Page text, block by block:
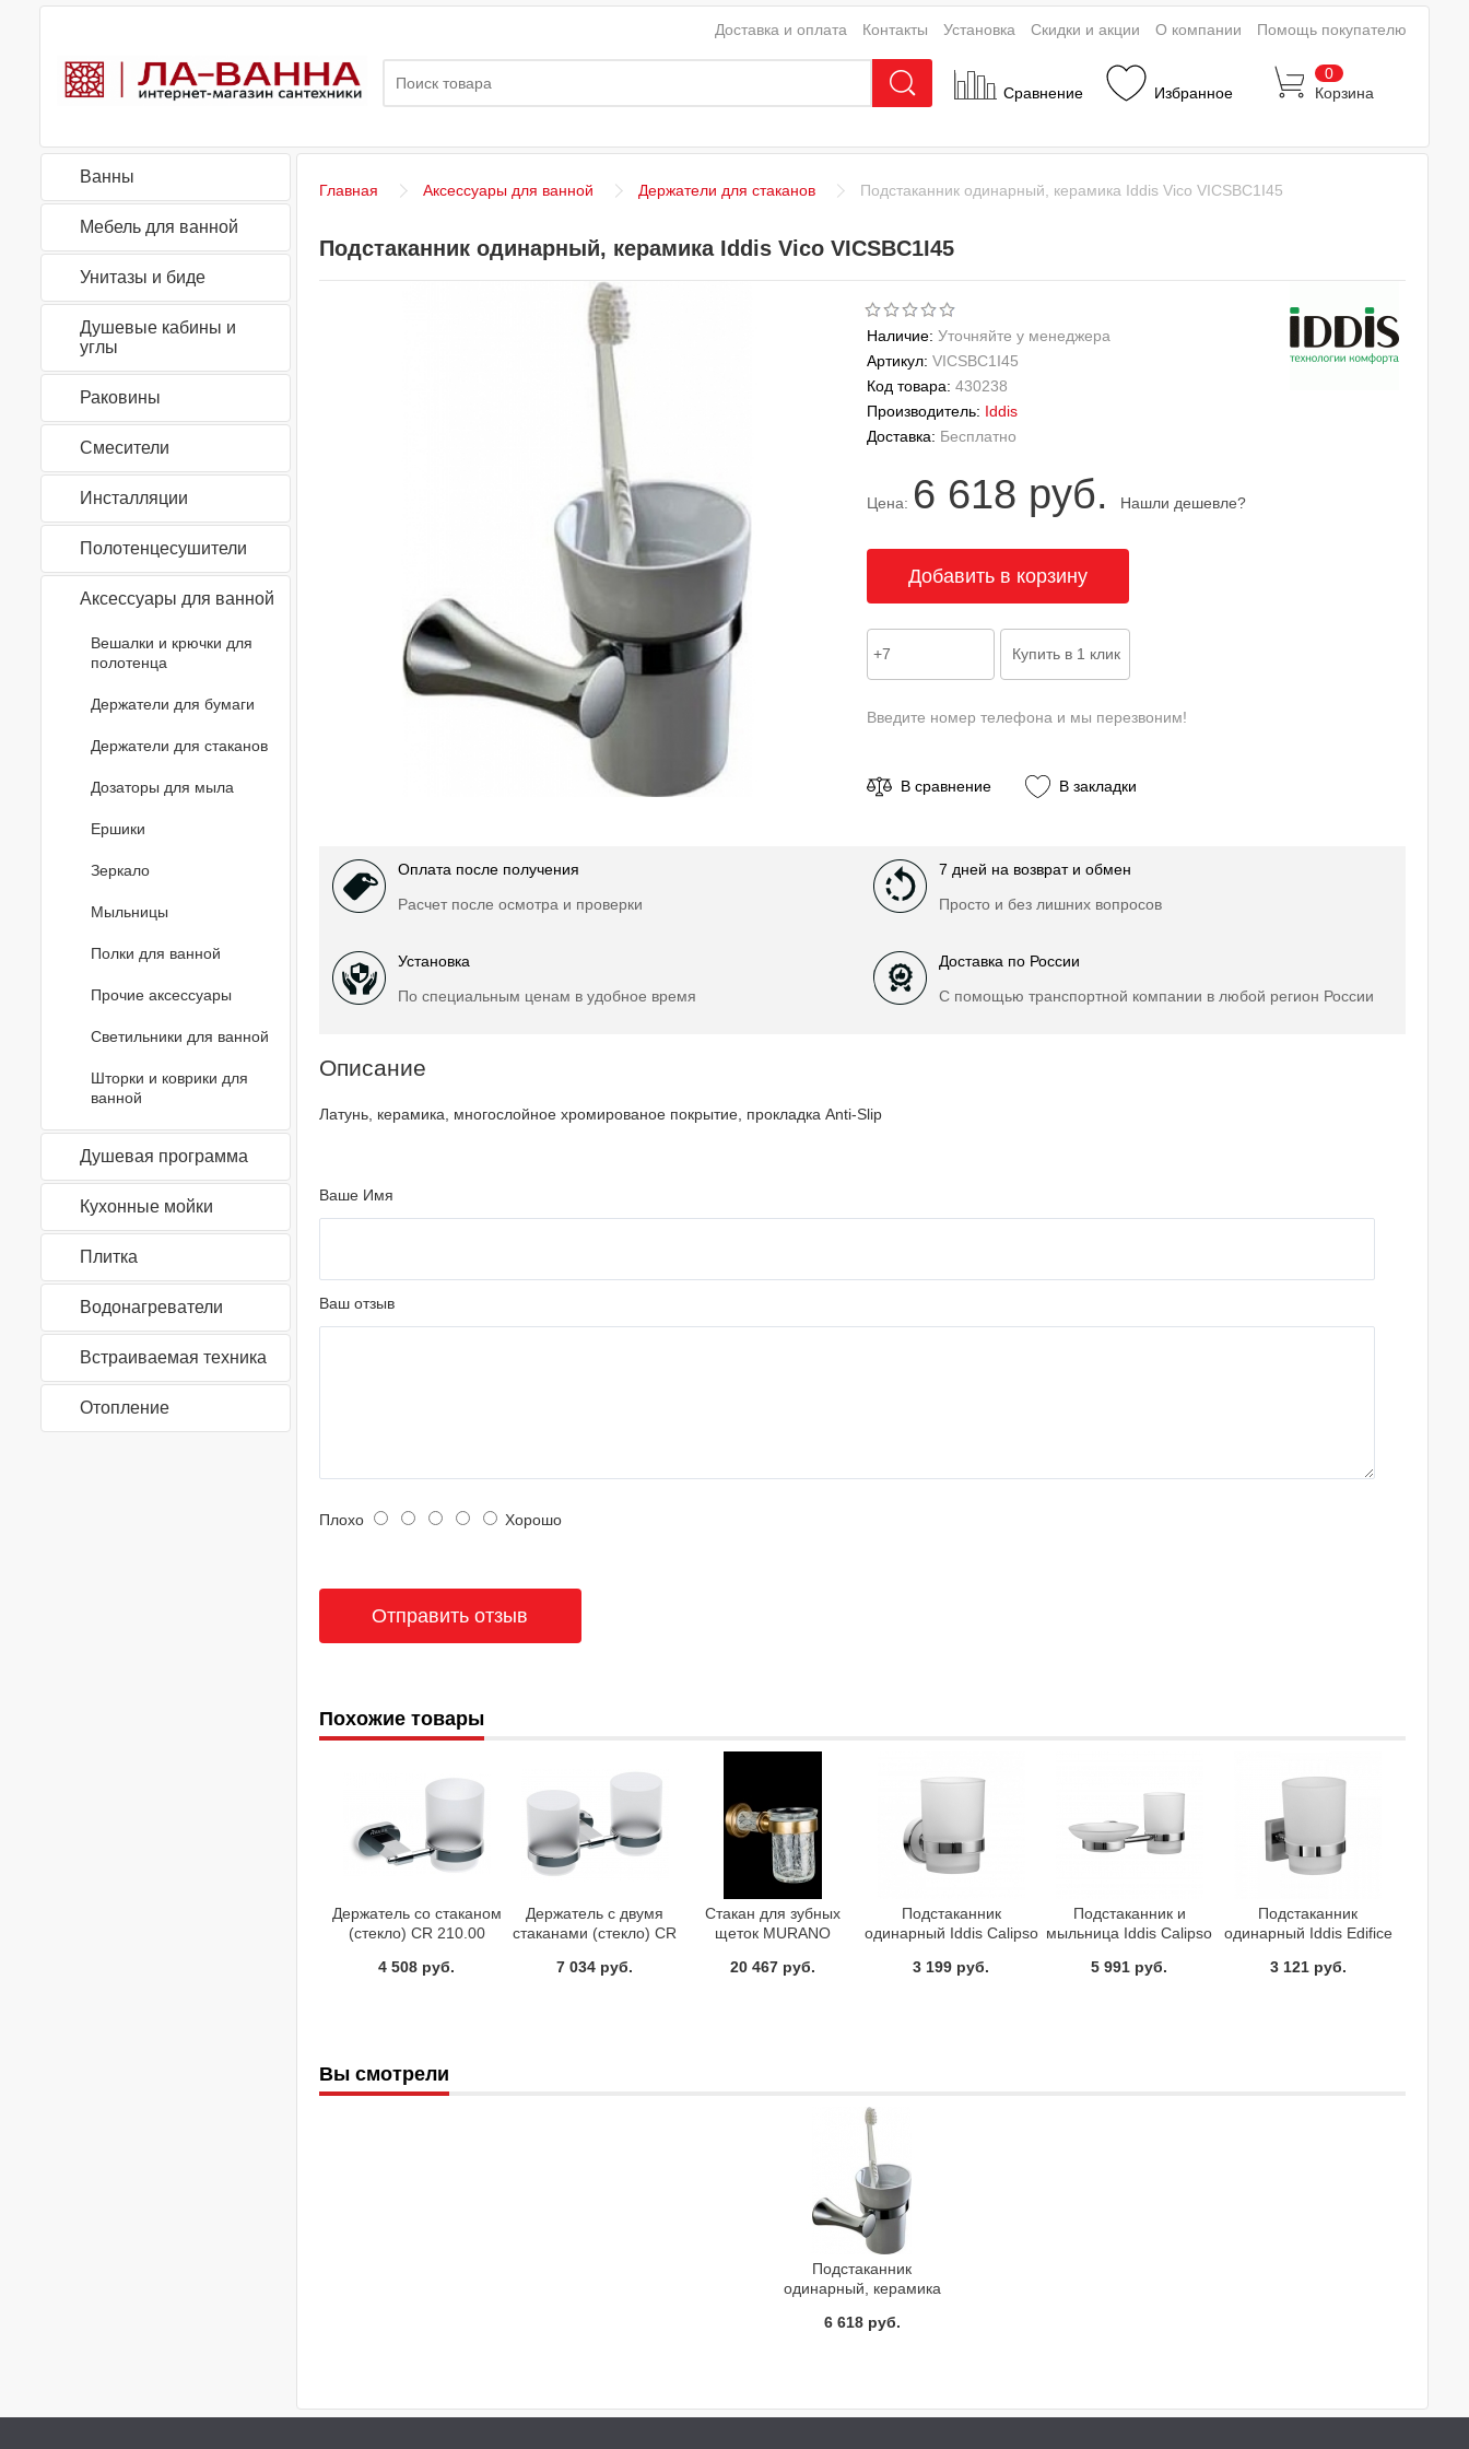
Сравнение Избранное
0
Корзина
Доставка и оплата Контакты Установка Скидки и акции О компании Помощь покупателю
Ванны
Мебель для ванной
Унитазы и биде
Душевые кабины и
углы
Раковины
Смесители
Инсталляции
Полотенцесушители
Аксессуары для ванной
Вешалки и крючки для
полотенца
Держатели для бумаги
Держатели для стаканов
Дозаторы для мыла
Ершики
Зеркало
Мыльницы
Полки для ванной
Прочие аксессуары
Светильники для ванной
Шторки и коврики для
ванной
Душевая программа
Кухонные мойки
Плитка
Водонагреватели
Встраиваемая техника
Отопление
Главная Аксессуары для ванной Держатели для стаканов Подстаканник одинарный, керамика Iddis Vico VICSBC1I45
Подстаканник одинарный, керамика Iddis Vico VICSBC1I45
Наличие: Уточняйте у менеджера
Артикул: VICSBC1I45
Код товара: 430238
Производитель: Iddis
Доставка: Бесплатно
Цена: 6 618 руб. Нашли дешевле?
Введите номер телефона и мы перезвоним!
В сравнение В закладки
Оплата после получения
Расчет после осмотра и проверки
7 дней на возврат и обмен
Просто и без лишних вопросов
Установка
По специальным ценам в удобное время
Доставка по России
С помощью транспортной компании в любой регион России
Описание
Латунь, керамика, многослойное хромированое покрытие, прокладка Anti-Slip
Ваше Имя
Ваш отзыв
Плохо Хорошо
Похожие товары
Держатель со стаканом
(стекло) CR 210.00
4 508 руб.
Держатель с двумя
стаканами (стекло) CR
7 034 руб.
Стакан для зубных
щеток MURANO
Boheme 10904-CRST-
20 467 руб.
Подстаканник
одинарный Iddis Calipso
3 199 руб.
Подстаканник и
мыльница Iddis Calipso
5 991 руб.
Подстаканник
одинарный Iddis Edifice
3 121 руб.
Вы смотрели
Подстаканник
одинарный, керамика
6 618 руб.